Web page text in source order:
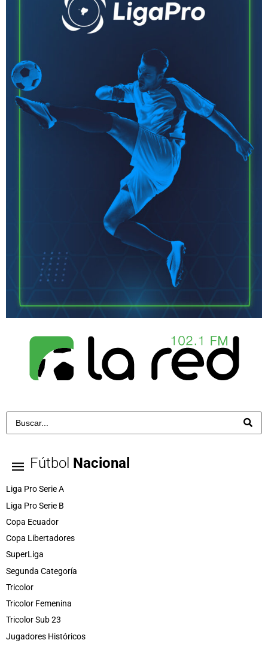
Fútbol Nacional
Liga Pro Serie A
Liga Pro Serie B
Copa Ecuador
Copa Libertadores
SuperLiga
Segunda Categoría
Tricolor
Tricolor Femenina
Tricolor Sub 23
Jugadores Históricos